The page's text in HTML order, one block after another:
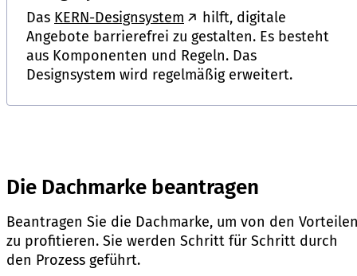
Das KERN-Designsystem
hilft, digitale
Angebote barrierefrei zu gestalten. Es besteht
aus Komponenten und Regeln. Das
Designsystem wird regelmäßig erweitert.
Die Dachmarke beantragen
Beantragen Sie die Dachmarke, um von den
zu profitieren. Sie werden Schritt für Schritt durch
den Prozess geführt.